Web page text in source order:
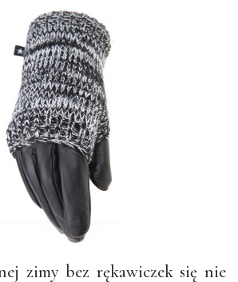
zimy bez rękawiczek się nie